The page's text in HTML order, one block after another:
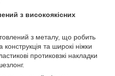
з високоякісних
з металу, що робить
та широкі ніжки
протиковзкі накладки